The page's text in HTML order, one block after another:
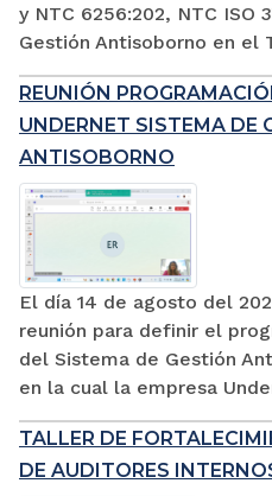
y NTC 6256:202, NTC ISO
Gestión Antisoborno en el
REUNIÓN
UNDERNET SISTEMA DE
ANTISOBORNO
El día 14 de agosto del
reunión para definir el
del Sistema de Gestión
en la cual la empresa
TALLER DE
DE AUDITORES